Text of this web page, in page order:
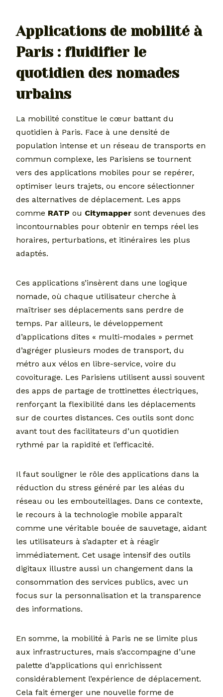
Applications de mobilité à
Paris : fluidifier le
quotidien des nomades
urbains
La mobilité constitue le cœur battant du
quotidien à Paris. Face à une densité de
population intense et un réseau de transports en
commun complexe, les Parisiens se tournent
vers des applications mobiles pour se repérer,
optimiser leurs trajets, ou encore sélectionner
des alternatives de déplacement. Les apps
comme RATP ou Citymapper sont devenues des
incontournables pour obtenir en temps réel les
horaires, perturbations, et itinéraires les plus
adaptés.
Ces applications s’insèrent dans une logique
nomade, où chaque utilisateur cherche à
maîtriser ses déplacements sans perdre de
temps. Par ailleurs, le développement
d’applications dites « multi-modales » permet
d’agréger plusieurs modes de transport, du
métro aux vélos en libre-service, voire du
covoiturage. Les Parisiens utilisent aussi souvent
des apps de partage de trottinettes électriques,
renforçant la flexibilité dans les déplacements
sur de courtes distances. Ces outils sont donc
avant tout des facilitateurs d’un quotidien
rythmé par la rapidité et l’efficacité.
Il faut souligner le rôle des applications dans la
réduction du stress généré par les aléas du
réseau ou les embouteillages. Dans ce contexte,
le recours à la technologie mobile apparaît
comme une véritable bouée de sauvetage, aidant
les utilisateurs à s’adapter et à réagir
immédiatement. Cet usage intensif des outils
digitaux illustre aussi un changement dans la
consommation des services publics, avec un
focus sur la personnalisation et la transparence
des informations.
En somme, la mobilité à Paris ne se limite plus
aux infrastructures, mais s’accompagne d’une
palette d’applications qui enrichissent
considérablement l’expérience de déplacement.
Cela fait émerger une nouvelle forme de